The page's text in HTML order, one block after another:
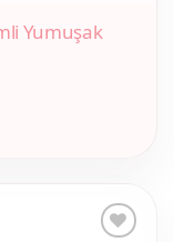
Yumuşak